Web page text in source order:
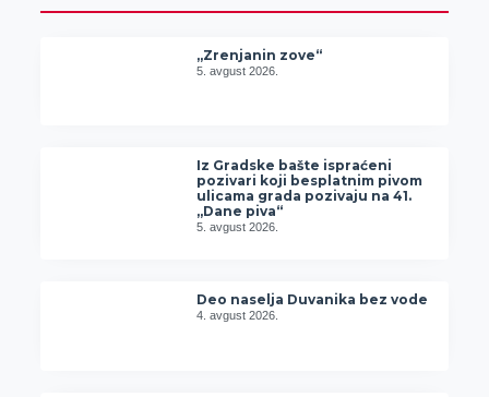
„Zrenjanin zove“
5. avgust 2026.
Iz Gradske bašte ispraćeni
pozivari koji besplatnim pivom
ulicama grada pozivaju na 41.
„Dane piva“
5. avgust 2026.
Deo naselja Duvanika bez vode
4. avgust 2026.